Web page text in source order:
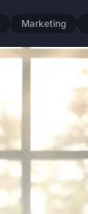
Marketing